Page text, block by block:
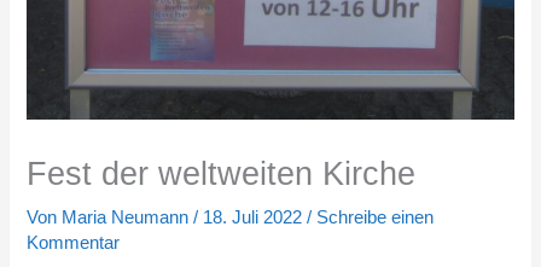
Fest der weltweiten Kirche
Von Maria Neumann/ 18. Juli 2022/ Schreibe einen
Kommentar